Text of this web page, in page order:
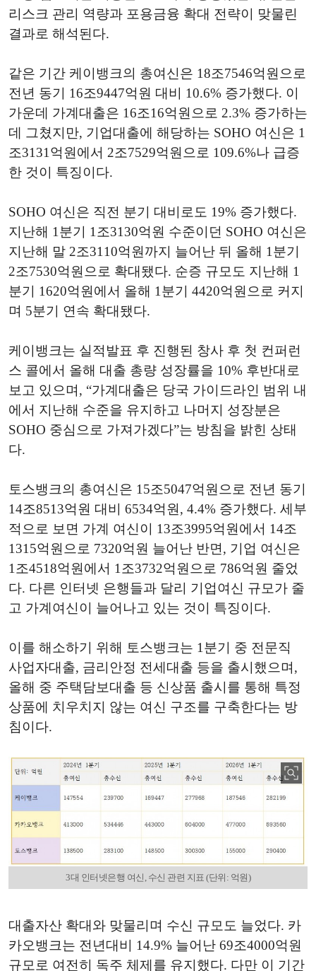
리스크 관리 역량과 포용금융 확대 전략이 맞물린
결과로 해석된다.
같은 기간 케이뱅크의 총여신은 18조7546억원으로
전년 동기 16조9447억원 대비 10.6% 증가했다. 이
가운데 가계대출은 16조16억원으로 2.3% 증가하는
데 그쳤지만, 기업대출에 해당하는 SOHO 여신은 1
조3131억원에서 2조7529억원으로 109.6%나 급증
한 것이 특징이다.
SOHO 여신은 직전 분기 대비로도 19% 증가했다.
지난해 1분기 1조3130억원 수준이던 SOHO 여신은
지난해 말 2조3110억원까지 늘어난 뒤 올해 1분기
2조7530억원으로 확대됐다. 순증 규모도 지난해 1
분기 1620억원에서 올해 1분기 4420억원으로 커지
며 5분기 연속 확대됐다.
케이뱅크는 실적발표 후 진행된 창사 후 첫 컨퍼런
스 콜에서 올해 대출 총량 성장률을 10% 후반대로
보고 있으며, “가계대출은 당국 가이드라인 범위 내
에서 지난해 수준을 유지하고 나머지 성장분은
SOHO 중심으로 가져가겠다”는 방침을 밝힌 상태
다.
토스뱅크의 총여신은 15조5047억원으로 전년 동기
14조8513억원 대비 6534억원, 4.4% 증가했다. 세부
적으로 보면 가계 여신이 13조3995억원에서 14조
1315억원으로 7320억원 늘어난 반면, 기업 여신은
1조4518억원에서 1조3732억원으로 786억원 줄었
다. 다른 인터넷 은행들과 달리 기업여신 규모가 줄
고 가계여신이 늘어나고 있는 것이 특징이다.
이를 해소하기 위해 토스뱅크는 1분기 중 전문직
사업자대출, 금리안정 전세대출 등을 출시했으며,
올해 중 주택담보대출 등 신상품 출시를 통해 특정
상품에 치우치지 않는 여신 구조를 구축한다는 방
침이다.
3대 인터넷은행 여신, 수신 관련 지표 (단위: 억원)
대출자산 확대와 맞물리며 수신 규모도 늘었다. 카
카오뱅크는 전년대비 14.9% 늘어난 69조4000억원
규모로 여전히 독주 체제를 유지했다. 다만 이 기간